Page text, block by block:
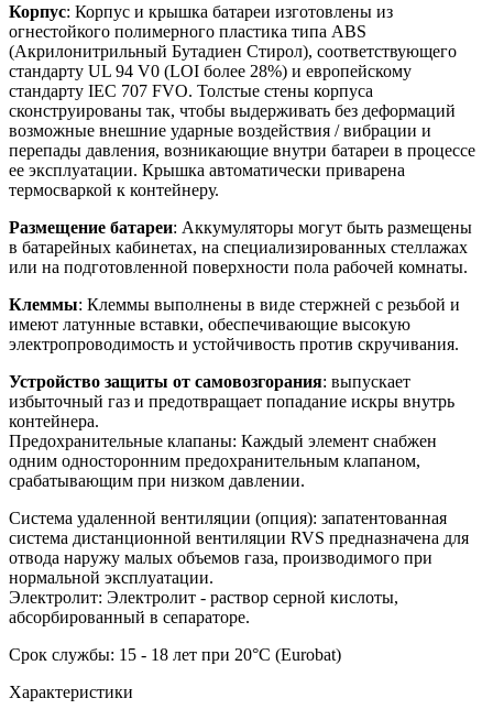
Корпус: Корпус и крышка батареи изготовлены из
огнестойкого полимерного пластика типа ABS
(Акрилонитрильный Бутадиен Стирол), соответствующего
стандарту UL 94 V0 (LOI более 28%) и европейскому
стандарту IEC 707 FVO. Толстые стены корпуса
сконструированы так, чтобы выдерживать без деформаций
возможные внешние ударные воздействия / вибрации и
перепады давления, возникающие внутри батареи в процессе
ее эксплуатации. Крышка автоматически приварена
термосваркой к контейнеру.
Размещение батареи: Аккумуляторы могут быть размещены
в батарейных кабинетах, на специализированных стеллажах
или на подготовленной поверхности пола рабочей комнаты.
Клеммы: Клеммы выполнены в виде стержней с резьбой и
имеют латунные вставки, обеспечивающие высокую
электропроводимость и устойчивость против скручивания.
Устройство защиты от самовозгорания: выпускает
избыточный газ и предотвращает попадание искры внутрь
контейнера.
Предохранительные клапаны: Каждый элемент снабжен
одним односторонним предохранительным клапаном,
срабатывающим при низком давлении.
Система удаленной вентиляции (опция): запатентованная
система дистанционной вентиляции RVS предназначена для
отвода наружу малых объемов газа, производимого при
нормальной эксплуатации.
Электролит: Электролит - раствор серной кислоты,
абсорбированный в сепараторе.
Срок службы: 15 - 18 лет при 20°C (Eurobat)
Характеристики